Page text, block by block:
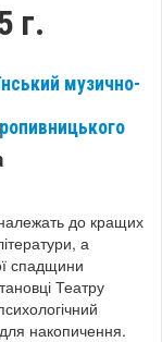
г.
музично-
до кращих
а
спадщини
Театру
накопичення.